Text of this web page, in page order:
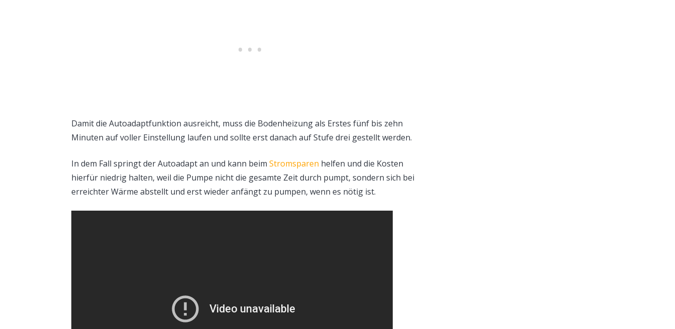
Damit die Autoadaptfunktion ausreicht, muss die Bodenheizung als Erstes fünf bis zehn
Minuten auf voller Einstellung laufen und sollte erst danach auf Stufe drei gestellt werden.
In dem Fall springt der Autoadapt an und kann beim Stromsparen helfen und die Kosten
hierfür niedrig halten, weil die Pumpe nicht die gesamte Zeit durch pumpt, sondern sich bei
erreichter Wärme abstellt und erst wieder anfängt zu pumpen, wenn es nötig ist.